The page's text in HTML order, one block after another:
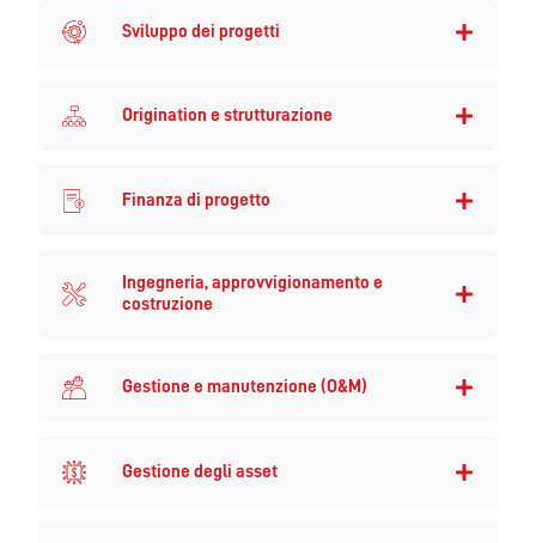
Sviluppo dei progetti
Origination e strutturazione
Finanza di progetto
Ingegneria, approvvigionamento e
costruzione
Gestione e manutenzione (O&M)
Gestione degli asset